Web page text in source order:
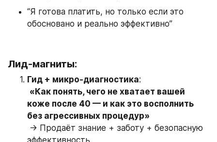
“Я готова платить, но только если это
обосновано и реально эффективно”
Лид-магниты:
Гид + микро-диагностика:
«Как понять, чего не хватает вашей
коже после 40 — и как это восполнить
без агрессивных процедур»